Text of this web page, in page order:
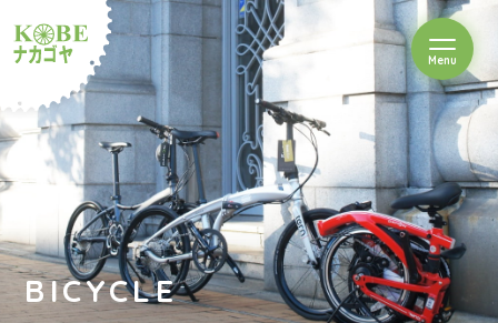
ルショップナカゴヤ
Menuを開閉
BICYCLE